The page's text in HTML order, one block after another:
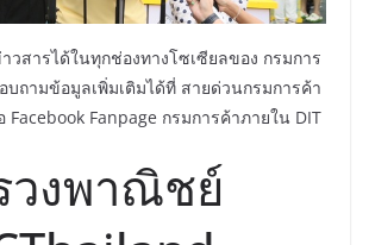
วสารได้ในทุกช่องทางโซเซียลของ กรมการ
บถามข้อมูลเพิ่มเติมได้ที่ สายด่วนกรมการค้า
Facebook Fanpage กรมการค้าภายใน DIT
วงพาณิชย์